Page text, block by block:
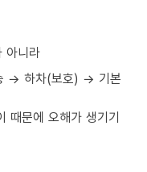
아니라
→ 하차(보호) → 기본
때문에 오해가 생기기